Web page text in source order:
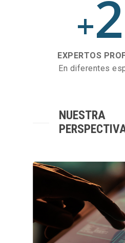
+
EXPERTOS
En diferentes
NUESTRA